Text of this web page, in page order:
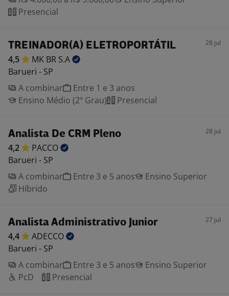
Presencial
TREINADOR(A) ELETROPORTÁTIL 28 jul
4,5 MK BR S.A
Barueri - SP
A combinar
Entre 1 e 3 anos
Ensino Médio (2º Grau)
Presencial
Analista De CRM Pleno 28 jul
4,2
PACCO
Barueri - SP
A combinar
Entre 3 e 5 anos
Ensino Superior
Híbrido
Analista Administrativo Junior 27 jul
4,4
ADECCO
Barueri - SP
A combinar
Entre 3 e 5 anos
Ensino Superior
PcD
Presencial